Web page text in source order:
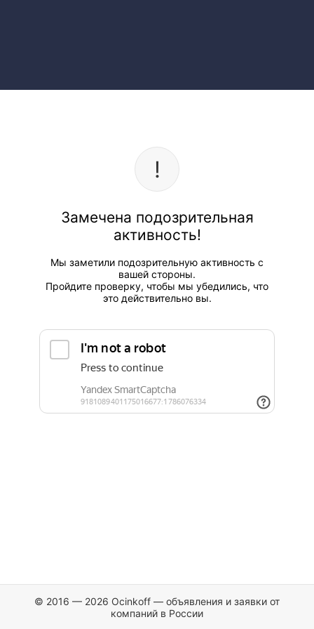
Замечена подозрительная
активность!
Мы заметили подозрительную активность с
вашей стороны.
Пройдите проверку, чтобы мы убедились, что
это действительно вы.
© 2016 — 2026 Ocinkoff — объявления и заявки от
компаний в России